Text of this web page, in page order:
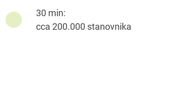
30 min:
cca 200.000 stanovnika